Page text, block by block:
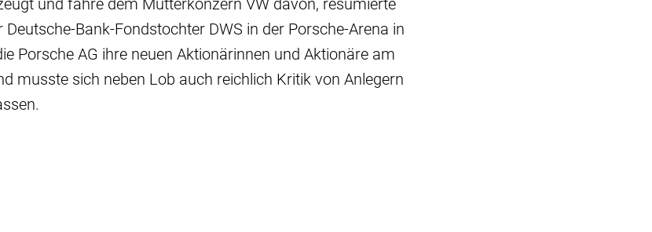
und fahre dem Mutterkonzern VW davon, resümierte
Bank-Fondstochter DWS in der Porsche-Arena in
Porsche AG ihre neuen Aktionärinnen und Aktionäre am
musste sich neben Lob auch reichlich Kritik von Anlegern